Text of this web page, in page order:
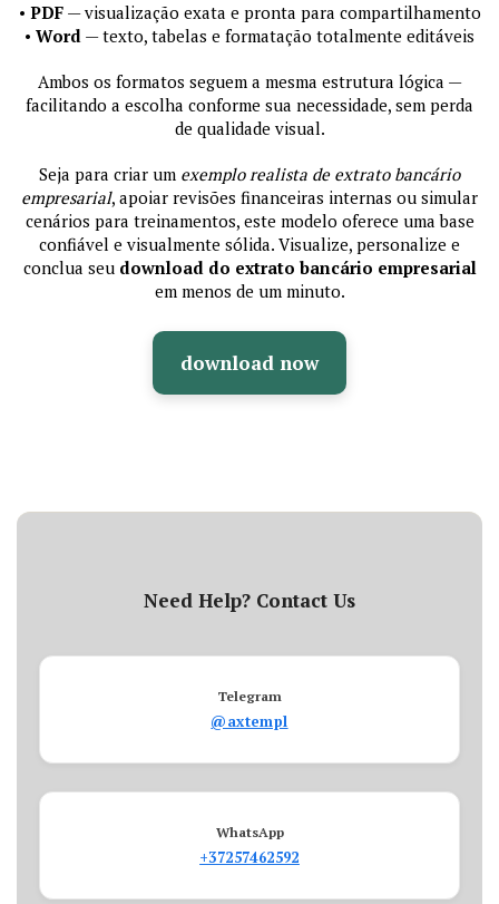
• PDF— visualização exata e pronta para compartilhamento
• Word — texto, tabelas e formatação totalmente editáveis
Ambos os formatos seguem a mesma estrutura lógica —
facilitando a escolha conforme sua necessidade, sem perda
de qualidade visual.
Seja para criar um exemplo realista de extrato bancário
empresarial, apoiar revisões financeiras internas ou simular
cenários para treinamentos, este modelo oferece uma base
confiável e visualmente sólida. Visualize, personalize e
conclua seu download do extrato bancário empresarial
em menos de um minuto.
download now
Need Help? Contact Us
Telegram
@axtempl
WhatsApp
+37257462592